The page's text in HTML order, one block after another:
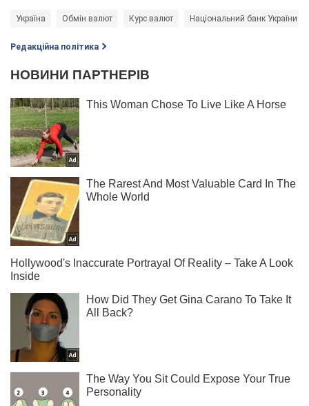
Україна Обмін валют Курс валют Національний банк України
Редакційна політика